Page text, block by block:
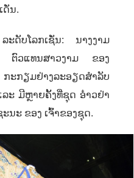
ດັ່ນ.
ະດັບໂລກເຊັ່ນ: ນາງງາມ
ຕົວແທນສາວງາມ ຂອງ
ະກຽມຢ່າງລະອຽດສໍາລັບ
ະ ມີຫຼາຍຄັ້ງທີ່ຊຸດ ອ໋າວຢ່າ
ນະ ຂອງ ເຈົ້າຂອງຊຸດ.